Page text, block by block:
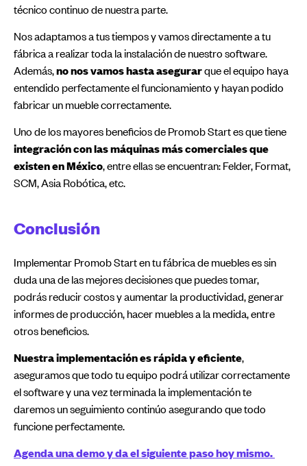
técnico continuo de nuestra parte.
Nos adaptamos a tus tiempos y vamos directamente a tu
fábrica a realizar toda la instalación de nuestro software.
Además,no nos vamos hasta asegurarque el equipo haya
entendido perfectamente el funcionamiento y hayan podido
fabricar un mueble correctamente.
Uno de los mayores beneficios de Promob Start es que tiene
integración con las máquinas más comerciales que
existen en México, entre ellas se encuentran: Felder, Format,
SCM, Asia Robótica, etc.
Conclusión
Implementar Promob Start en tu fábrica de muebles es sin
duda una de las mejores decisiones que puedes tomar,
podrás reducir costos y aumentar la productividad, generar
informes de producción, hacer muebles a la medida, entre
otros beneficios.
Nuestra implementación es rápida y eficiente,
aseguramos que todo tu equipo podrá utilizar correctamente
el software y una vez terminada la implementación te
daremos un seguimiento continúo asegurando que todo
funcione perfectamente.
Agenda una demo y da el siguiente paso hoy mismo.